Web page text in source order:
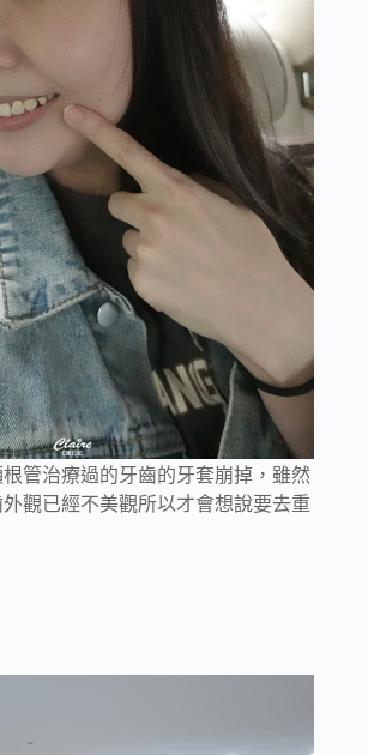
管治療過的牙齒的牙套崩掉，雖然
觀已經不美觀所以才會想說要去重